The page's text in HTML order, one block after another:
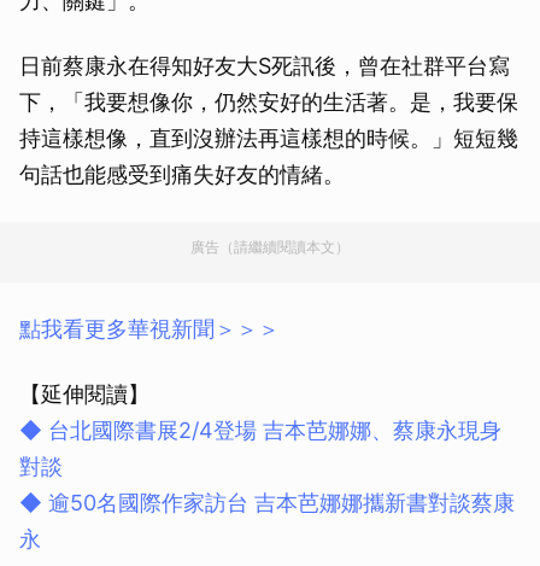
日前蔡康永在得知好友大S死訊後，曾在社群平台寫
下，「我要想像你，仍然安好的生活著。是，我要保
持這樣想像，直到沒辦法再這樣想的時候。」短短幾
句話也能感受到痛失好友的情緒。
廣告（請繼續閱讀本文）
點我看更多華視新聞＞＞＞
【延伸閱讀】
◆ 台北國際書展2/4登場 吉本芭娜娜、蔡康永現身
對談
◆ 逾50名國際作家訪台 吉本芭娜娜攜新書對談蔡康
永